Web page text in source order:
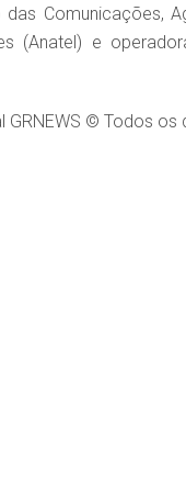
Comunicações,
(Anatel) e
GRNEWS © Todos os